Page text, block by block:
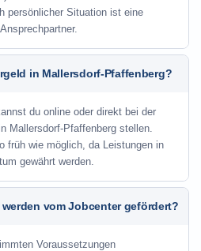
persönlicher Situation ist eine
in Mallersdorf-Pfaffenberg?
du online oder direkt bei der
Mallersdorf-Pfaffenberg stellen.
früh wie möglich, da Leistungen in
gewährt werden.
vom Jobcenter gefördert?
Voraussetzungen